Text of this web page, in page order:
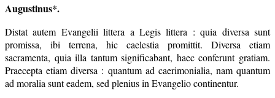
Augustinus*.
Distat autem Evangelii littera a Legis littera : quia diversa sunt
promissa, ibi terrena, hic caelestia promittit. Diversa etiam
sacramenta, quia illa tantum significabant, haec conferunt gratiam.
Praecepta etiam diversa : quantum ad caerimonialia, nam quantum
ad moralia sunt eadem, sed plenius in Evangelio continentur.